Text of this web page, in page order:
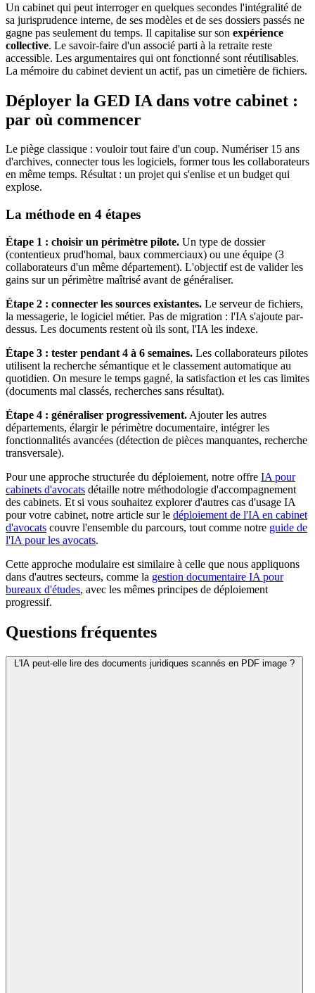
Un cabinet qui peut interroger en quelques secondes l'intégralité de
sa jurisprudence interne, de ses modèles et de ses dossiers passés ne
gagne pas seulement du temps. Il capitalise sur son expérience
collective. Le savoir-faire d'un associé parti à la retraite reste
accessible. Les argumentaires qui ont fonctionné sont réutilisables.
La mémoire du cabinet devient un actif, pas un cimetière de fichiers.
Déployer la GED IA dans votre cabinet :
par où commencer
Le piège classique : vouloir tout faire d'un coup. Numériser 15 ans
d'archives, connecter tous les logiciels, former tous les collaborateurs
en même temps. Résultat : un projet qui s'enlise et un budget qui
explose.
La méthode en 4 étapes
Étape 1 : choisir un périmètre pilote. Un type de dossier
(contentieux prud'homal, baux commerciaux) ou une équipe (3
collaborateurs d'un même département). L'objectif est de valider les
gains sur un périmètre maîtrisé avant de généraliser.
Étape 2 : connecter les sources existantes. Le serveur de fichiers,
la messagerie, le logiciel métier. Pas de migration : l'IA s'ajoute par-
dessus. Les documents restent où ils sont, l'IA les indexe.
Étape 3 : tester pendant 4 à 6 semaines. Les collaborateurs pilotes
utilisent la recherche sémantique et le classement automatique au
quotidien. On mesure le temps gagné, la satisfaction et les cas limites
(documents mal classés, recherches sans résultat).
Étape 4 : généraliser progressivement. Ajouter les autres
départements, élargir le périmètre documentaire, intégrer les
fonctionnalités avancées (détection de pièces manquantes, recherche
transversale).
Pour une approche structurée du déploiement, notre offre IA pour
cabinets d'avocats détaille notre méthodologie d'accompagnement
des cabinets. Et si vous souhaitez explorer d'autres cas d'usage IA
pour votre cabinet, notre article sur le déploiement de l'IA en cabinet
d'avocats couvre l'ensemble du parcours, tout comme notre guide de
l'IA pour les avocats.
Cette approche modulaire est similaire à celle que nous appliquons
dans d'autres secteurs, comme la gestion documentaire IA pour
bureaux d'études, avec les mêmes principes de déploiement
progressif.
Questions fréquentes
L'IA peut-elle lire des documents juridiques scannés en PDF image ?